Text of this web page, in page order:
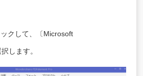
クして、〔Microsoft
します。